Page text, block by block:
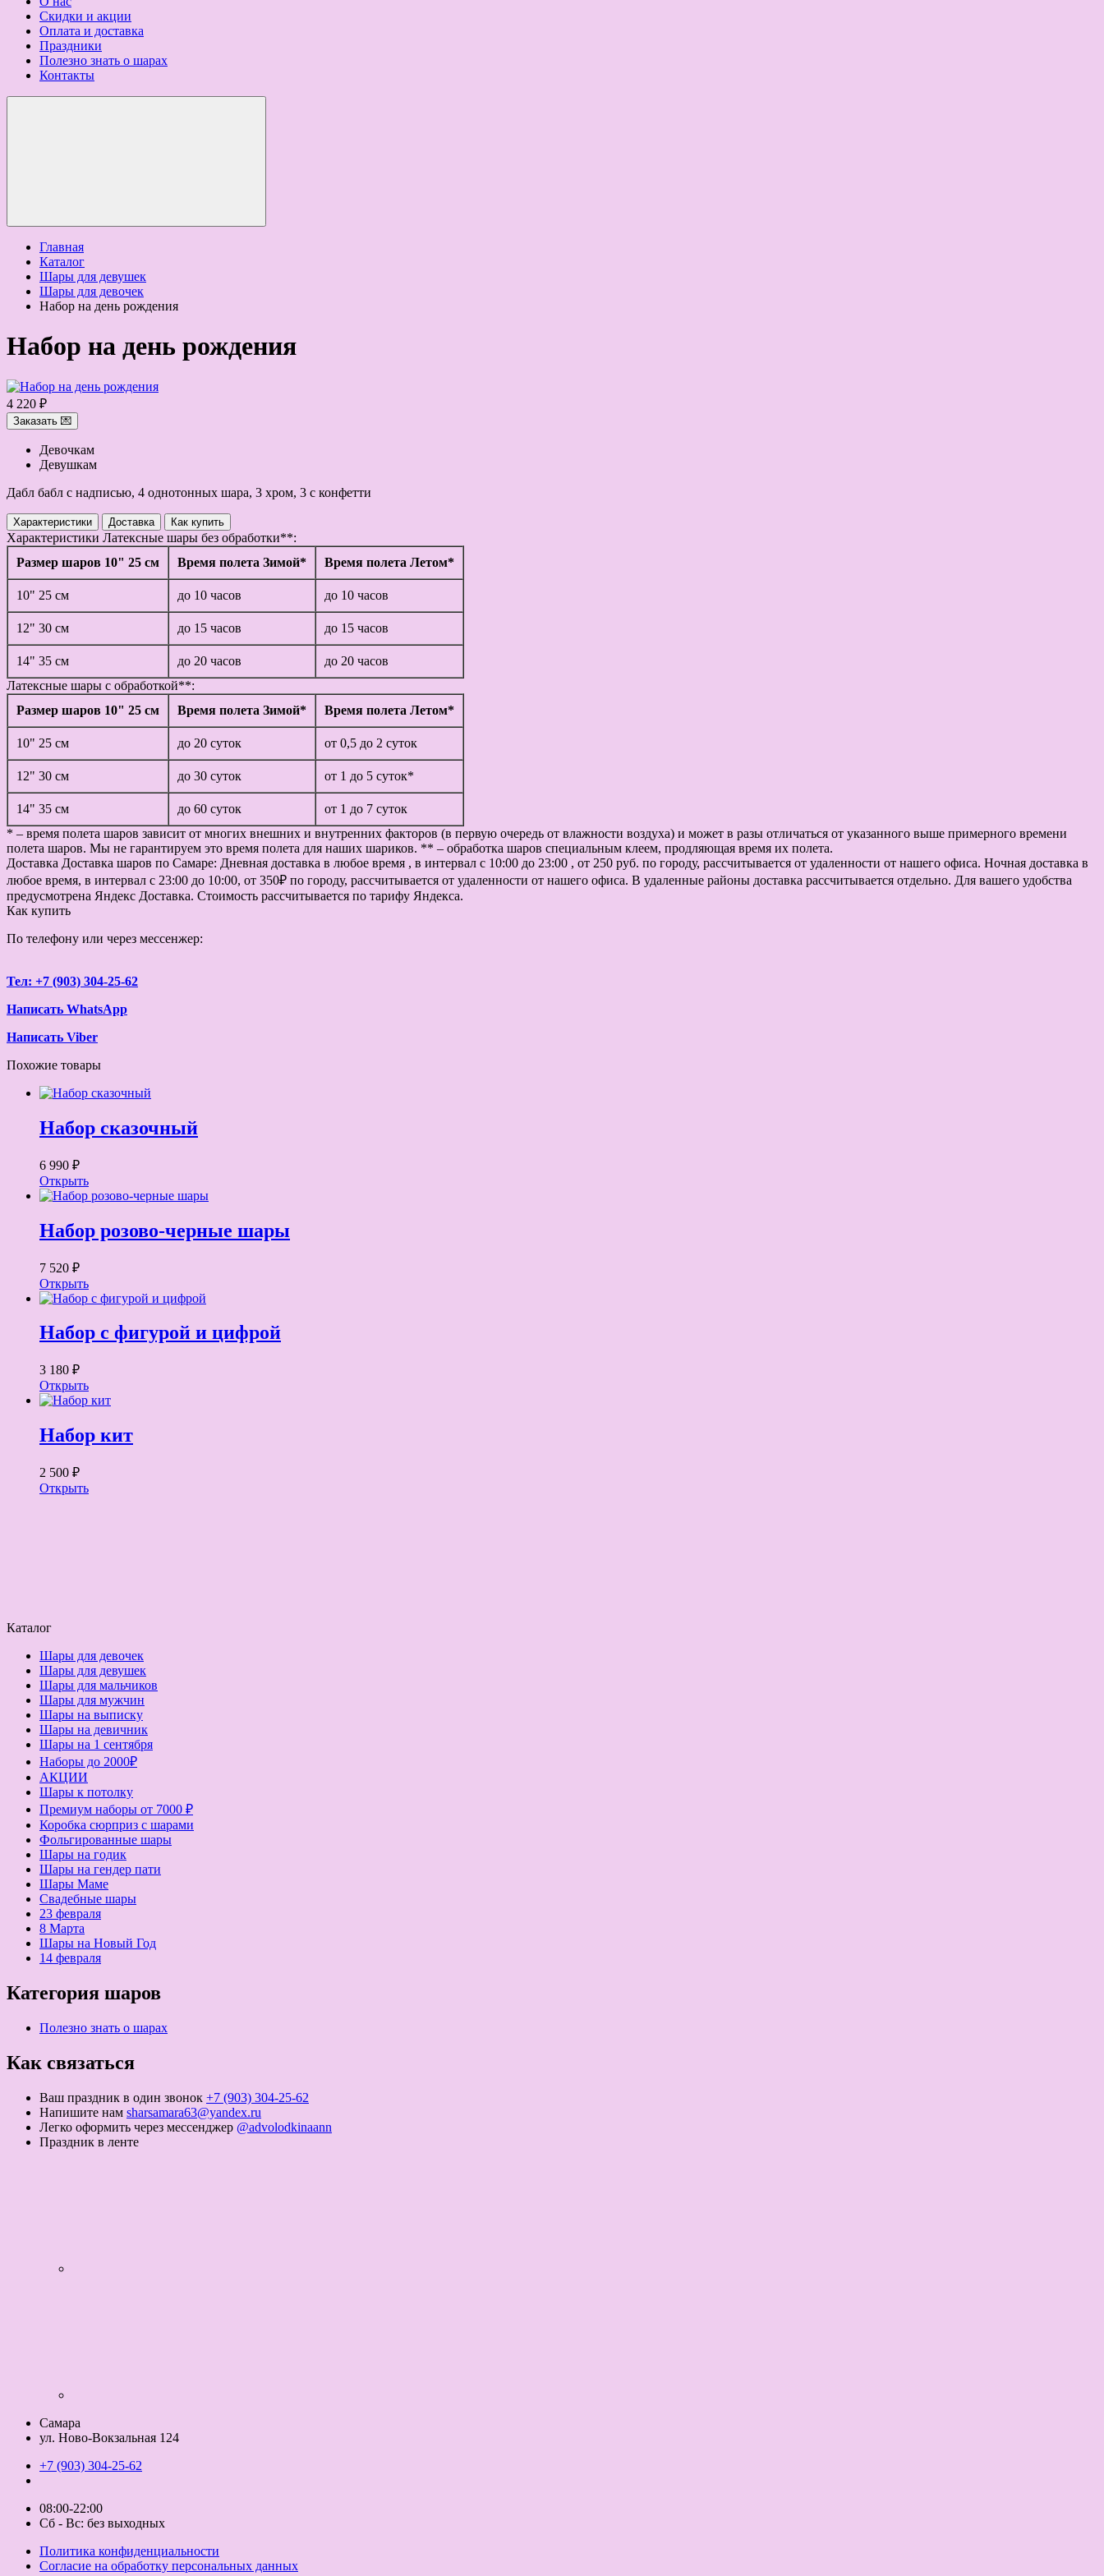
Скидки и акции
Оплата и доставка
Праздники
Полезно знать о шарах
Контакты
Главная
Каталог
Шары для девушек
Шары для девочек
Набор на день рождения
Набор на день рождения
4 220 ₽
Заказать 💌
Девочкам
Девушкам
Дабл бабл с надписью, 4 однотонных шара, 3 хром, 3 с конфетти
Характеристики Доставка Как купить
Характеристики Латексные шары без обработки**:
Размер шаров 10" 25 см
Время полета Зимой* Время полета Летом*
10" 25 см до 10 часов до 10 часов
12" 30 см до 15 часов до 15 часов
14" 35 см до 20 часов
до 20 часов
Латексные шары с обработкой**:
Размер шаров 10" 25 см
Время полета Зимой* Время полета Летом*
10" 25 см до 20 суток от 0,5 до 2 суток
12" 30 см до 30 суток от 1 до 5 суток*
14" 35 см до 60 суток
от 1 до 7 суток
* – время полета шаров зависит от многих внешних и внутренних факторов (в первую очередь от влажности воздуха) и может в разы отличаться от указанного выше примерного времени
полета шаров. Мы не гарантируем это время полета для наших шариков. ** – обработка шаров специальным клеем, продляющая время их полета.
Доставка Доставка шаров по Самаре: Дневная доставка в любое время , в интервал с 10:00 до 23:00 , от 250 руб. по городу, рассчитывается от удаленности от нашего офиса. Ночная доставка в
любое время, в интервал с 23:00 до 10:00, от 350₽ по городу, рассчитывается от удаленности от нашего офиса. В удаленные районы доставка рассчитывается отдельно. Для вашего удобства
предусмотрена Яндекс Доставка. Стоимость рассчитывается по тарифу Яндекса.
Как купить
По телефону или через мессенжер:
Тел: +7 (903) 304-25-62
Написать WhatsApp
Написать Viber
Похожие товары
Набор сказочный
6 990 ₽
Открыть
Набор розово-черные шары
7 520 ₽
Открыть
Набор с фигурой и цифрой
3 180 ₽
Открыть
Набор кит
2 500 ₽
Открыть
Каталог
Шары для девочек
Шары для девушек
Шары для мальчиков
Шары для мужчин
Шары на выписку
Шары на девичник
Шары на 1 сентября
Наборы до 2000₽
АКЦИИ
Шары к потолку
Премиум наборы от 7000 ₽
Коробка сюрприз с шарами
Фольгированные шары
Шары на годик
Шары на гендер пати
Шары Маме
Свадебные шары
23 февраля
8 Марта
Шары на Новый Год
14 февраля
Категория шаров
Полезно знать о шарах
Как связаться
Ваш праздник в один звонок +7 (903) 304-25-62
Напишите нам sharsamara63@yandex.ru
Легко оформить через мессенджер @advolodkinaann
Праздник в ленте
Самара
ул. Ново-Вокзальная 124
+7 (903) 304-25-62
08:00-22:00
Сб - Вс: без выходных
Политика конфиденциальности
Согласие на обработку персональных данных